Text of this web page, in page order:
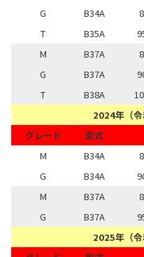
G
B34A
T
B35A
M
B37A
G
B37A
T
B38A
2024年（
グレード
型式
M
B34A
G
B34A
M
B37A
G
B37A
2025年（